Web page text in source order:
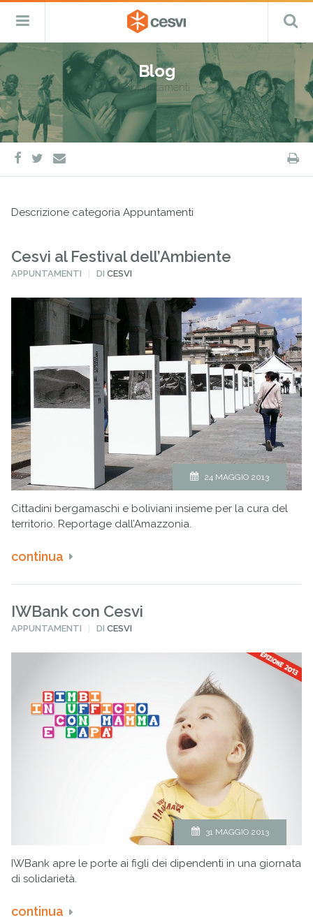
Salta
al
contenuto
CESVI
Fondazione
–
ETS
Cooperazione,
Emergenza
e
Sviluppo
Menu
Blog
Appuntamenti
facebook
twitter
e-
mail
Descrizione categoria Appuntamenti
Cesvi al Festival dell’Ambiente
PUBBLICATO
APPUNTAMENTI DICESVI
24 MAGGIO 2013
Cittadini bergamaschi e boliviani insieme per la cura del
territorio. Reportage dall’Amazzonia.
continua
IWBank con Cesvi
PUBBLICATO
APPUNTAMENTI DICESVI
31 MAGGIO 2013
IWBank apre le porte ai figli dei dipendenti in una giornata
di solidarietà.
continua